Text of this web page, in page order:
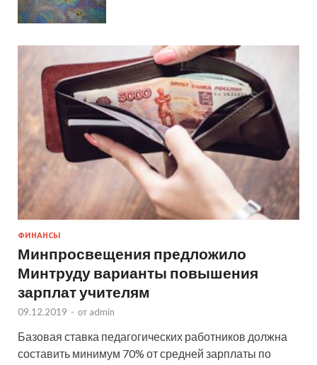
ФИНАНСЫ
Минпросвещения предложило
Минтруду варианты повышения
зарплат учителям
09.12.2019 - от admin
Базовая ставка педагогических работников должна
составить минимум 70% от средней зарплаты по